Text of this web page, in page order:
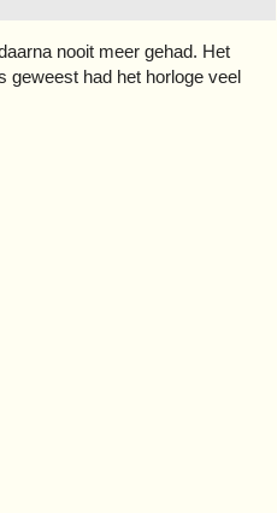
nooit meer gehad. Het
geweest had het horloge veel